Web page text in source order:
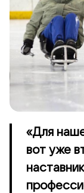
«Для
вот уже